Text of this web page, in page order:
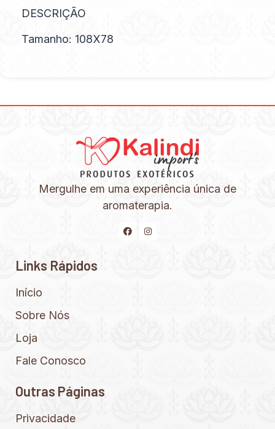
DESCRIÇÃO
Tamanho: 108X78
Mergulhe em uma experiência única de
aromaterapia.
Links Rápidos
Início
Sobre Nós
Loja
Fale Conosco
Outras Páginas
Privacidade